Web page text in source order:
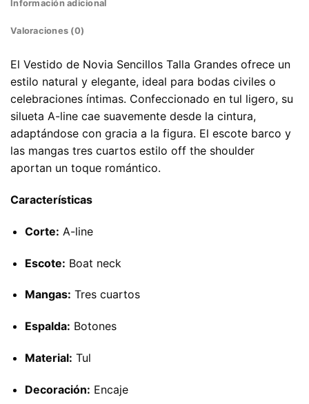
Información adicional
Valoraciones (0)
El Vestido de Novia Sencillos Talla Grandes ofrece un
estilo natural y elegante, ideal para bodas civiles o
celebraciones íntimas. Confeccionado en tul ligero, su
silueta A-line cae suavemente desde la cintura,
adaptándose con gracia a la figura. El escote barco y
las mangas tres cuartos estilo off the shoulder
aportan un toque romántico.
Características
Corte: A-line
Escote: Boat neck
Mangas: Tres cuartos
Espalda: Botones
Material: Tul
Decoración: Encaje